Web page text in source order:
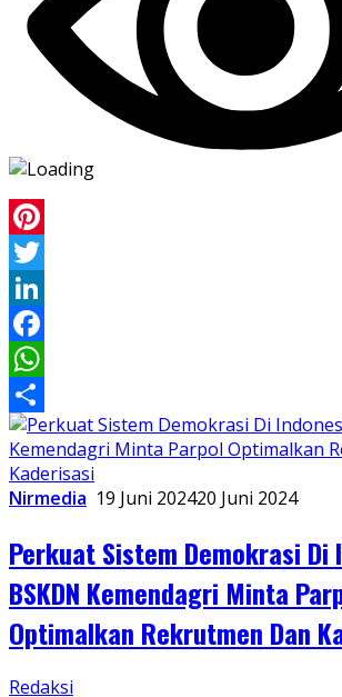
Pinterest
Twitter
LinkedIn
Facebook
WhatsApp
Share
Nirmedia 19 Juni 202420 Juni 2024
Perkuat Sistem Demokrasi Di
BSKDN Kemendagri Minta
Optimalkan Rekrutmen Dan
Redaksi